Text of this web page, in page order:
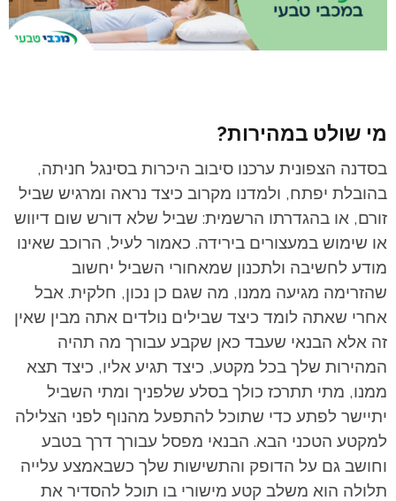
מי שולט במהירות?
בסדנה הצפונית ערכנו סיבוב היכרות בסינגל חניתה,
בהובלת יפתח, ולמדנו מקרוב כיצד נראה ומרגיש שביל
זורם, או בהגדרתו הרשמית: שביל שלא דורש שום דיווש
או שימוש במעצורים בירידה. כאמור לעיל, הרוכב שאינו
מודע לחשיבה ולתכנון שמאחורי השביל יחשוב
שהזרימה מגיעה ממנו, מה שגם כן נכון, חלקית. אבל
אחרי שאתה לומד כיצד שבילים נולדים אתה מבין שאין
זה אלא הבנאי שעבד כאן שקבע עבורך מה תהיה
המהירות שלך בכל מקטע, כיצד תגיע אליו, כיצד תצא
ממנו, מתי תתרכז כולך בסלע שלפניך ומתי השביל
יתיישר לפתע כדי שתוכל להתפעל מהנוף לפני הצלילה
למקטע הטכני הבא. הבנאי מפסל עבורך דרך בטבע
וחושב גם על הדופק והתשישות שלך כשבאמצע עלייה
תלולה הוא משלב קטע מישורי בו תוכל להסדיר את